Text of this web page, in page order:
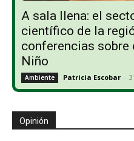
A sala llena: el
científico de la
conferencias sobre
Niño
Ambiente Patricia Escobar -
Opinión